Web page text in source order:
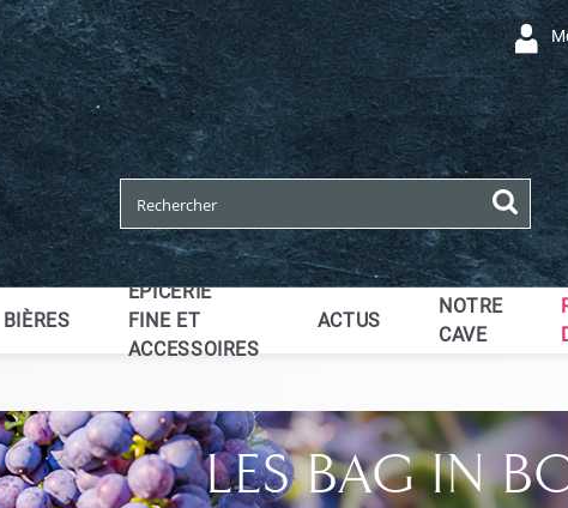
BIÈRES
EPICERIE
FINE ET
ACCESSOIRES
ACTUS
NOTRE
CAVE
LES BAG IN